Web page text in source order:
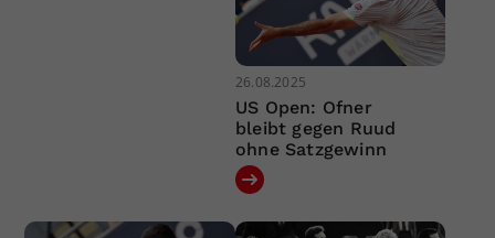
26.08.2025
US Open: Ofner
bleibt gegen Ruud
ohne Satzgewinn